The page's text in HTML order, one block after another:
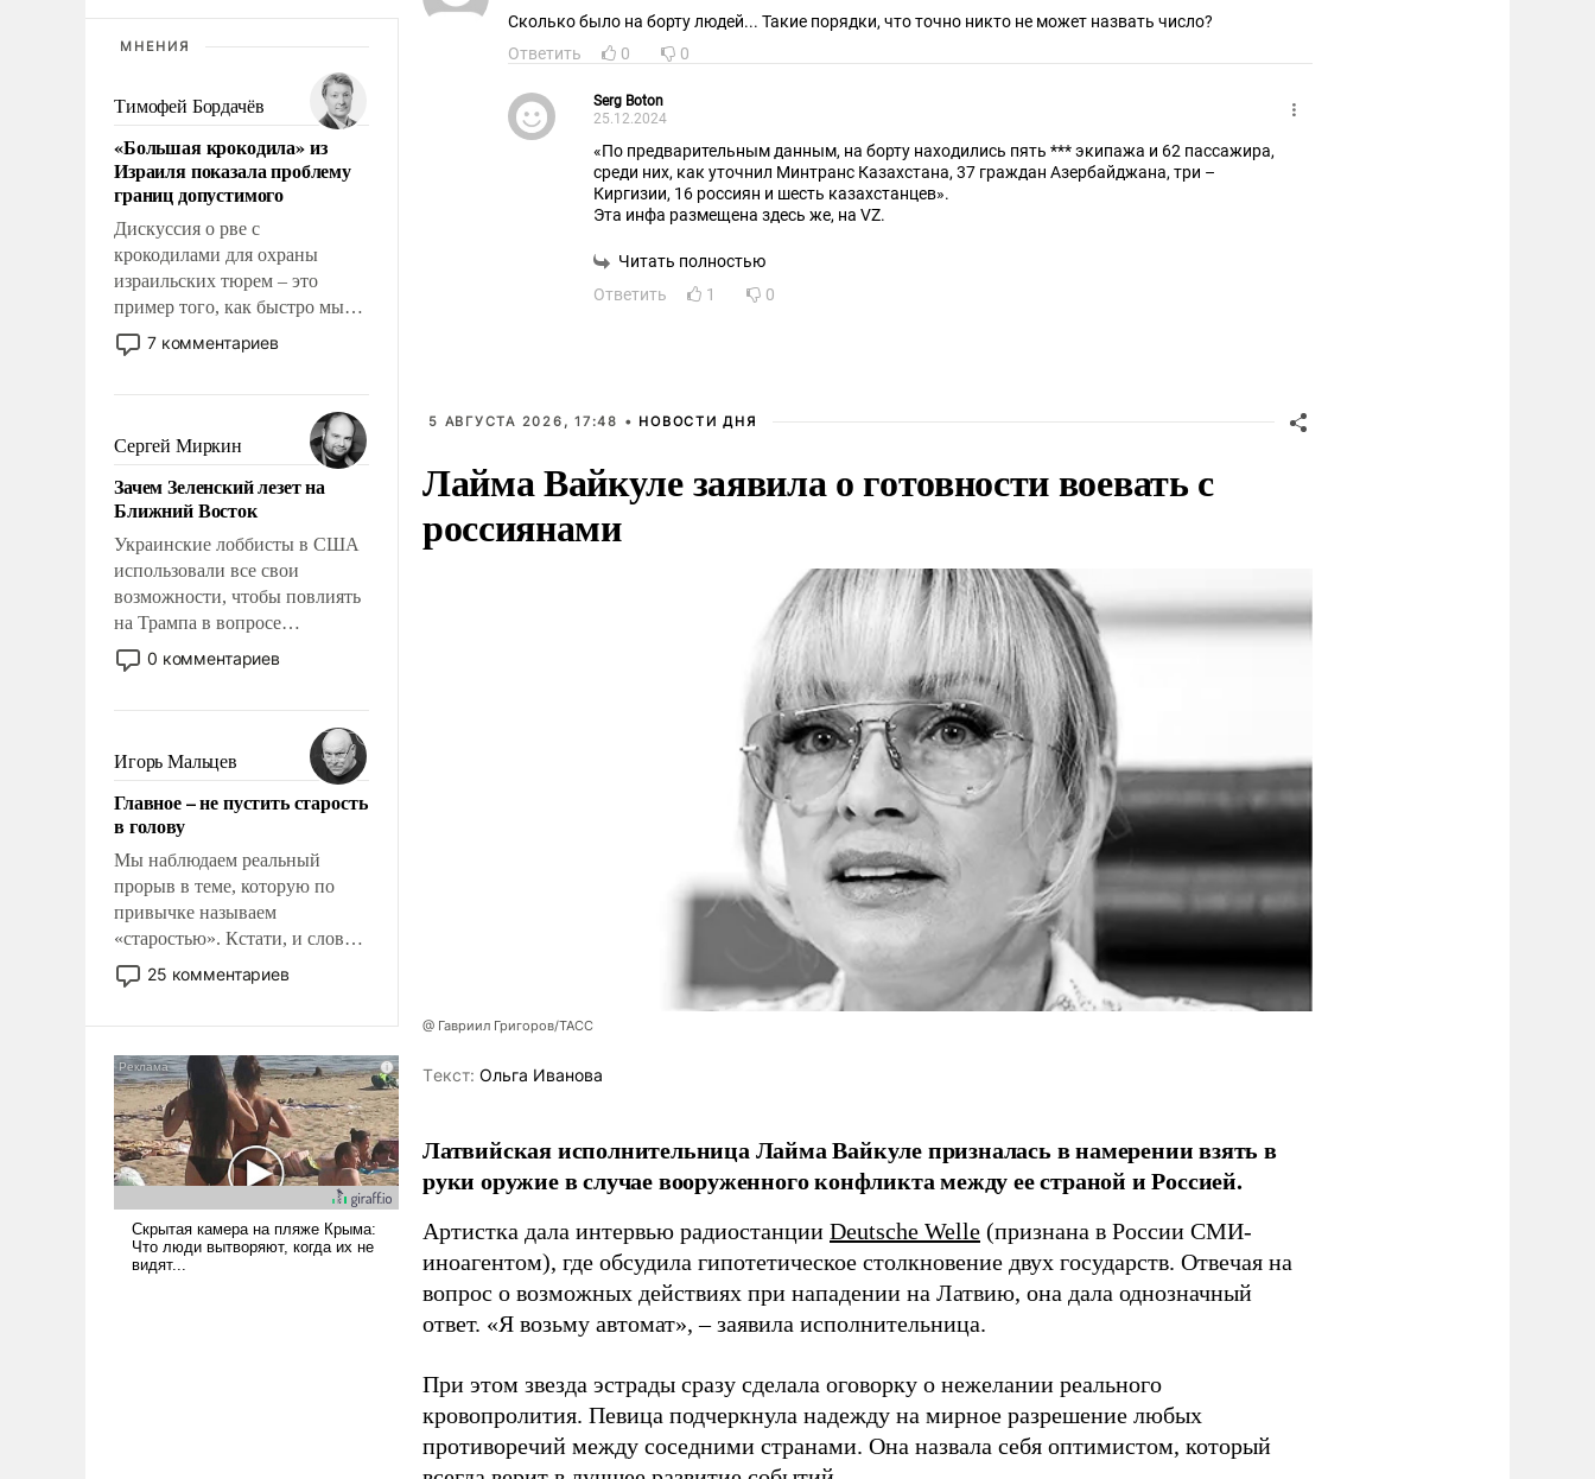
МНЕНИЯ
Тимофей Бордачёв
«Большая крокодила» из
Израиля показала проблему
границ допустимого
Дискуссия о рве с
крокодилами для охраны
израильских тюрем – это
пример того, как быстро мы
двигаемся по пути
революционных изменений.
псевдонаучной фантастики,
стало всерьез обсуждаемой
идеей.
7 комментариев
Сергей Миркин
Зачем Зеленский лезет на
Ближний Восток
Украинские лоббисты в США
использовали все свои
возможности, чтобы повлиять
на Трампа в вопросе
предоставления вооружений
своим нанимателям. Вероятно,
консультирует Киев, пришла в
голову мысль: хорошо бы
продемонстрировать, что
Украина вступила в
вооруженное противостояние
с Ираном.
0 комментариев
Игорь Мальцев
Главное – не пустить старость
в голову
Мы наблюдаем реальный
прорыв в теме, которую по
привычке называем
«старостью». Кстати, и слово-
то это уже стараются не
использовать – так же, как
что оно уже несет негативные
коннотации.
25 комментариев
Сколько было на борту людей... Такие порядки, что точно никто не может назвать число?
Ответить
0 0
Serg Boton
25.12.2024
«По предварительным данным, на борту находились пять *** экипажа и 62 пассажира,
среди них, как уточнил Минтранс Казахстана, 37 граждан Азербайджана, три –
Киргизии, 16 россиян и шесть казахстанцев».
Эта инфа размещена здесь же, на VZ.
Читать полностью
Ответить
1 0
5 АВГУСТА 2026, 17:48 • НОВОСТИ ДНЯ
Лайма Вайкуле заявила о готовности воевать с
россиянами
@ Гавриил Григоров/ТАСС
Tекст: Ольга Иванова
Латвийская исполнительница Лайма Вайкуле призналась в намерении взять в
руки оружие в случае вооруженного конфликта между ее страной и Россией.
Артистка дала интервью радиостанции Deutsche Welle (признана в России СМИ-
иноагентом), где обсудила гипотетическое столкновение двух государств. Отвечая на
вопрос о возможных действиях при нападении на Латвию, она дала однозначный
ответ. «Я возьму автомат», – заявила исполнительница.
При этом звезда эстрады сразу сделала оговорку о нежелании реального
кровопролития. Певица подчеркнула надежду на мирное разрешение любых
противоречий между соседними странами. Она назвала себя оптимистом, который